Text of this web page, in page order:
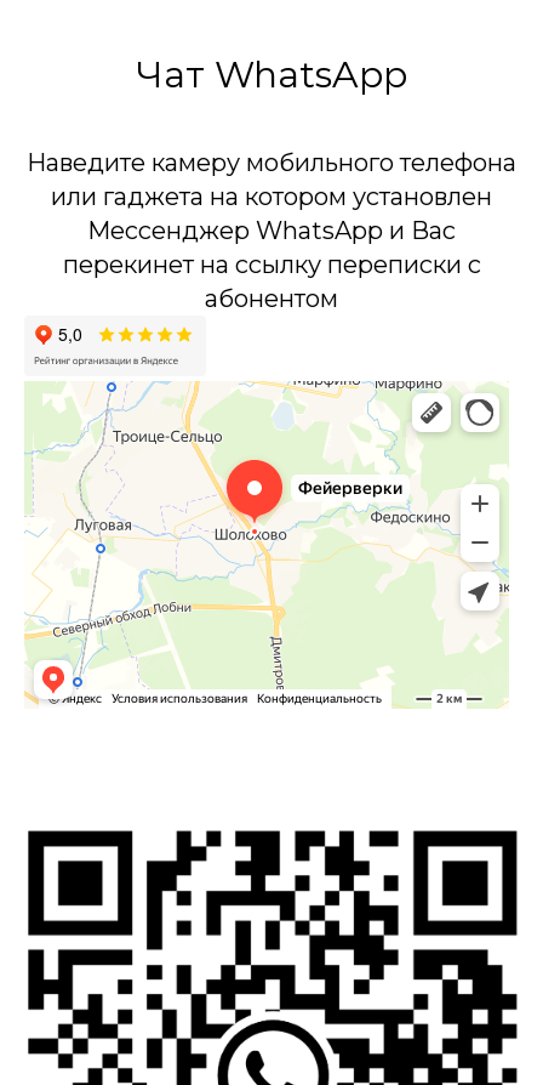
Чат WhatsApp
Наведите камеру мобильного телефона
или гаджета на котором установлен
Мессенджер WhatsApp и Вас
перекинет на ссылку переписки с
абонентом